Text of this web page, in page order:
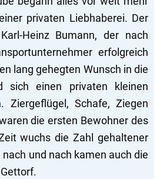
privaten Liebhaberei. Der
Heinz Bumann, der nach
erfolgreich
lang gehegten Wunsch in die
sich einen privaten kleinen
Ziergeflügel, Schafe, Ziegen
die ersten Bewohner des
wuchs die Zahl gehaltener
und nach kamen auch die